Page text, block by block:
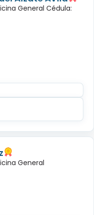
General Cédula:
General